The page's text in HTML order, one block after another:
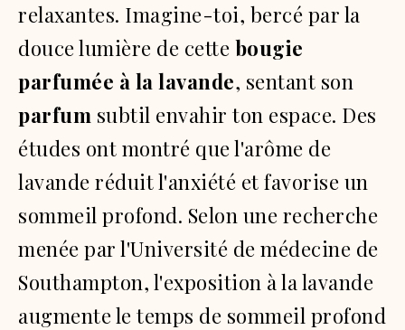
relaxantes. Imagine-toi, bercé par la
douce lumière de cette bougie
parfumée à la lavande, sentant son
parfum subtil envahir ton espace. Des
études ont montré que l'arôme de
lavande réduit l'anxiété et favorise un
sommeil profond. Selon une recherche
menée par l'Université de médecine de
Southampton, l'exposition à la lavande
augmente le temps de sommeil profond